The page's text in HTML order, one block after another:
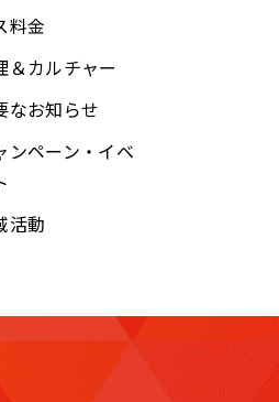
料金
＆カルチャー
なお知らせ
ンペーン・イベ
活動